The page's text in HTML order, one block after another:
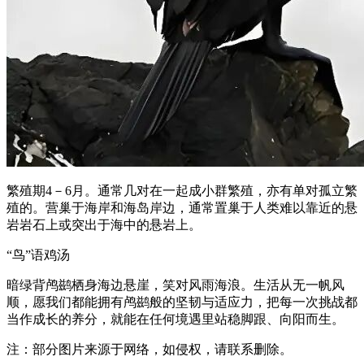
繁殖期4－6月。通常几对在一起成小群繁殖，亦有单对孤立繁
殖的。营巢于海岸和海岛岸边，通常置巢于人类难以靠近的悬
岩岩石上或突出于海中的悬岩上。
“鸟”语鸡汤
暗绿背鸬鹚栖身海边悬崖，笑对风雨海浪。生活从无一帆风
顺，愿我们都能拥有鸬鹚般的坚韧与适应力，把每一次挑战都
当作成长的养分，就能在任何境遇里站稳脚跟、向阳而生。
注：部分图片来源于网络，如侵权，请联系删除。